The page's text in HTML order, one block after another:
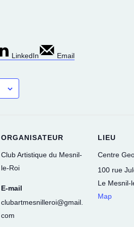
LinkedIn Email
ORGANISATEUR
Club Artistique du Mesnil-
le-Roi
E-mail
clubartmesnilleroi@gmail.
com
LIEU
Centre
100 rue
Le Mesnil-
Map